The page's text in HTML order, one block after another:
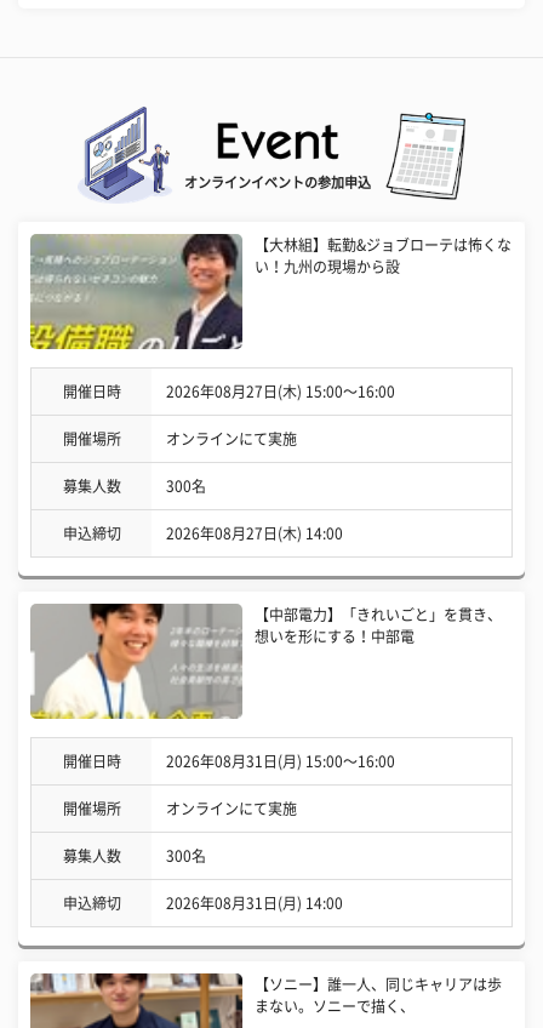
オンラインイベントの参加申込
【大林組】転勤&ジョブローテは怖くな
い！九州の現場から設
開催日時 2026年08月27日(木) 15:00〜16:00
開催場所 オンラインにて実施
募集人数 300名
申込締切 2026年08月27日(木) 14:00
【中部電力】「きれいごと」を貫き、
想いを形にする！中部電
開催日時 2026年08月31日(月) 15:00〜16:00
開催場所 オンラインにて実施
募集人数 300名
申込締切 2026年08月31日(月) 14:00
【ソニー】誰一人、同じキャリアは歩
まない。ソニーで描く、